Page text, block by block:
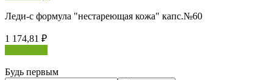
Леди-с формула "нестареющая кожа" капс.№60
1 174,81 ₽
Будь первым